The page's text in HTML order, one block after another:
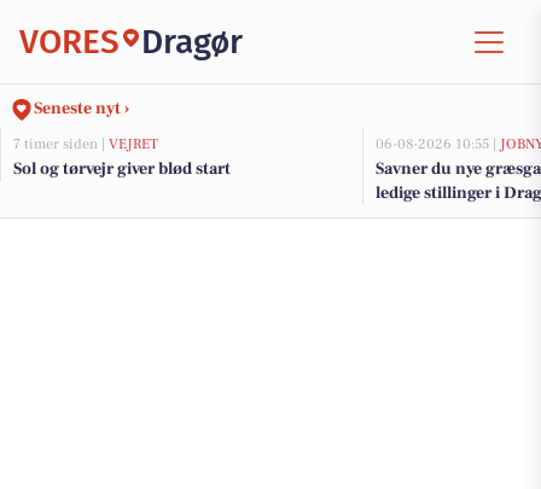
VORES Dragør
Seneste nyt ›
7 timer siden | VEJRET
Sol og tørvejr giver blød start
06-08-2026 10:55 |
Savner du nye
ledige stillinger i